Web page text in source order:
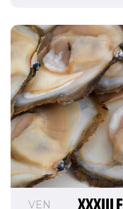
VEN XXXIII